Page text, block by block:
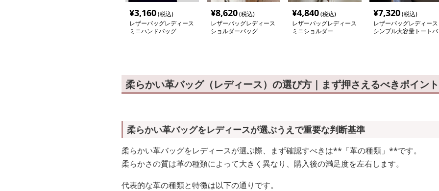
¥3,160(税込)
レザーバッグレディース
ミニハンドバッグ
¥8,620(税込)
レザーバッグレディース
ショルダーバッグ
¥4,840(税込)
レザーバッグレディース
ミニショルダー
¥7,320(税込)
レザーバッグレディース
シンプル大容量トートバ
柔らかい革バッグ（レディース）の選び方｜まず押さえるべきポイント
柔らかい革バッグをレディースが選ぶうえで重要な判断基準
柔らかい革バッグをレディースが選ぶ際、まず確認すべきは**「革の種類」**です。
柔らかさの質は革の種類によって大きく異なり、購入後の満足度を左右します。
代表的な革の種類と特徴は以下の通りです。